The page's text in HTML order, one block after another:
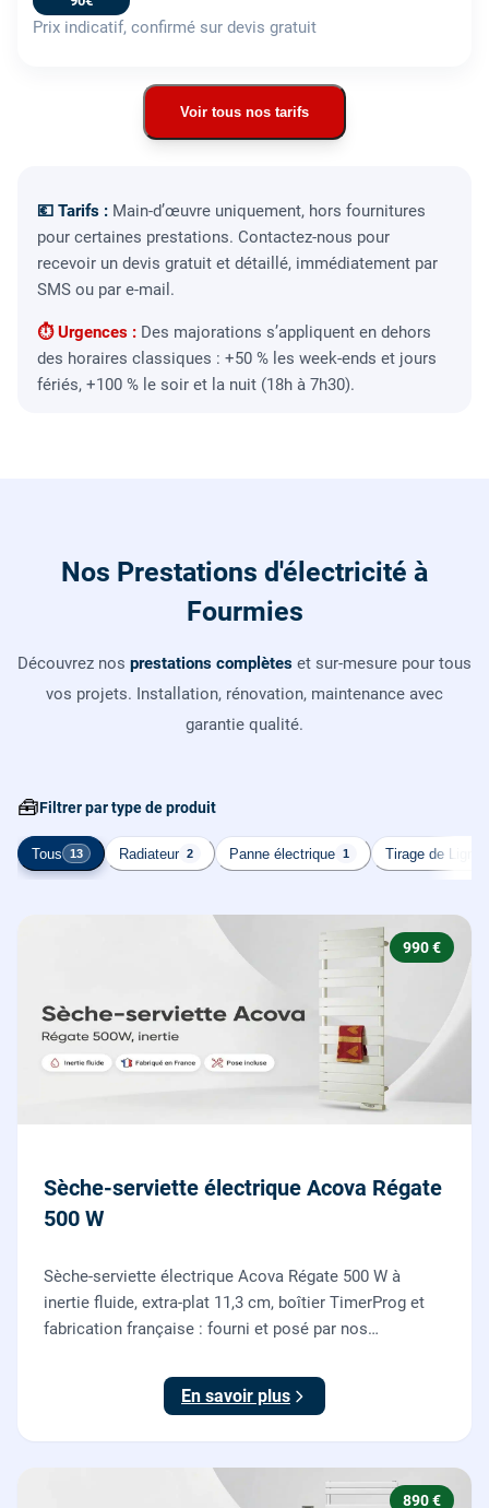
Prix indicatif, confirmé sur devis gratuit
Voir tous nos tarifs
💶 Tarifs : Main-d’œuvre uniquement, hors fournitures
pour certaines prestations. Contactez-nous pour
recevoir un devis gratuit et détaillé, immédiatement par
SMS ou par e-mail.
⏱ Urgences : Des majorations s’appliquent en dehors
des horaires classiques : +50 % les week-ends et jours
fériés, +100 % le soir et la nuit (18h à 7h30).
Nos Prestations d'électricité à
Fourmies
Découvrez nos prestations complètes et sur-mesure pour tous
vos projets. Installation, rénovation, maintenance avec
garantie qualité.
🧰Filtrer par type de produit
Tous 13 Radiateur 2 Panne électrique 1 Tirage de Ligne
990 €
Sèche-serviette électrique Acova Régate
500 W
Sèche-serviette électrique Acova Régate 500 W à
inertie fluide, extra-plat 11,3 cm, boîtier TimerProg et
fabrication française : fourni et posé par nos
En savoir plus
890 €